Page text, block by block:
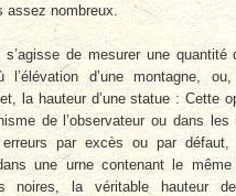
assez nombreux.
de mesurer une quantité
d’une montagne,
la hauteur d’une statue : Cette
de l’observateur ou dans les
par excès ou par défaut,
une urne contenant le même
noires, la véritable hauteur